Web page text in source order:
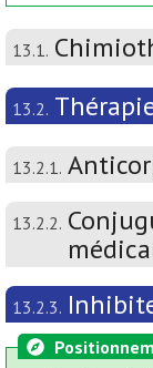
13.1.
13.2.
13.2.1.
13.2.2.
13.2.3.